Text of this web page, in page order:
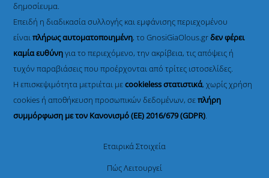
δημοσίευμα.
Επειδή η διαδικασία συλλογής και εμφάνισης περιεχομένου
είναιπλήρως αυτοματοποιημένη, το GnosiGiaOlous.grδεν φέρει
καμία ευθύνηγια το περιεχόμενο, την ακρίβεια, τις απόψεις ή
τυχόν παραβιάσεις που προέρχονται από τρίτες ιστοσελίδες.
Η επισκεψιμότητα μετριέται μεcookieless στατιστικά, χωρίς χρήση
cookies ή αποθήκευση προσωπικών δεδομένων, σεπλήρη
συμμόρφωση με τον Κανονισμό (ΕΕ) 2016/679 (GDPR).
Εταιρικά Στοιχεία
Πώς Λειτουργεί